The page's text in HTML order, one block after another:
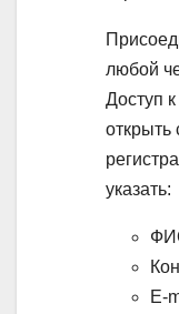
любой
Доступ
открыть
указать:
E-